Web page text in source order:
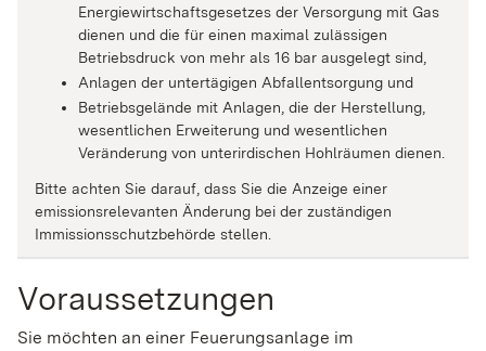
Energiewirtschaftsgesetzes der Versorgung mit Gas
dienen und die für einen maximal zulässigen
Betriebsdruck von mehr als 16 bar ausgelegt sind,
Anlagen der untertägigen Abfallentsorgung und
Betriebsgelände mit Anlagen, die der Herstellung,
wesentlichen Erweiterung und wesentlichen
Veränderung von unterirdischen Hohlräumen dienen.
Bitte achten Sie darauf, dass Sie die Anzeige einer
emissionsrelevanten Änderung bei der zuständigen
Immissionsschutzbehörde stellen.
Voraussetzungen
Sie möchten an einer Feuerungsanlage im